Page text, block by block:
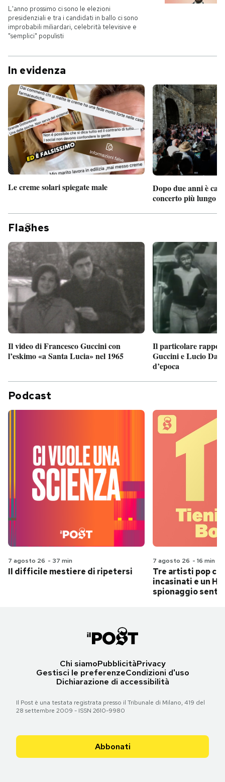
L'anno prossimo ci sono le elezioni
presidenziali e tra i candidati in ballo ci sono
improbabili miliardari, celebrità televisive e
"semplici" populisti
In evidenza
Le creme solari spiegate male
Dopo due anni è
concerto più lungo
Fla hes
Il video di Francesco Guccini con
l’eskimo «a Santa Lucia» nel 1965
Il particolare
Guccini e Lucio
d’epoca
Podcast
7 agosto 26 - 37 min
Il difficile mestiere di ripetersi
7 agosto 26 - 16 min
Tre artisti pop
incasinati e un
spionaggio
Chi siamoPubblicitàPrivacy
Gestisci le preferenzeCondizioni d'uso
Dichiarazione di accessibilità
Il Post è una testata registrata presso il Tribunale di Milano, 419 del
28 settembre 2009 - ISSN 2610-9980
Abbonati